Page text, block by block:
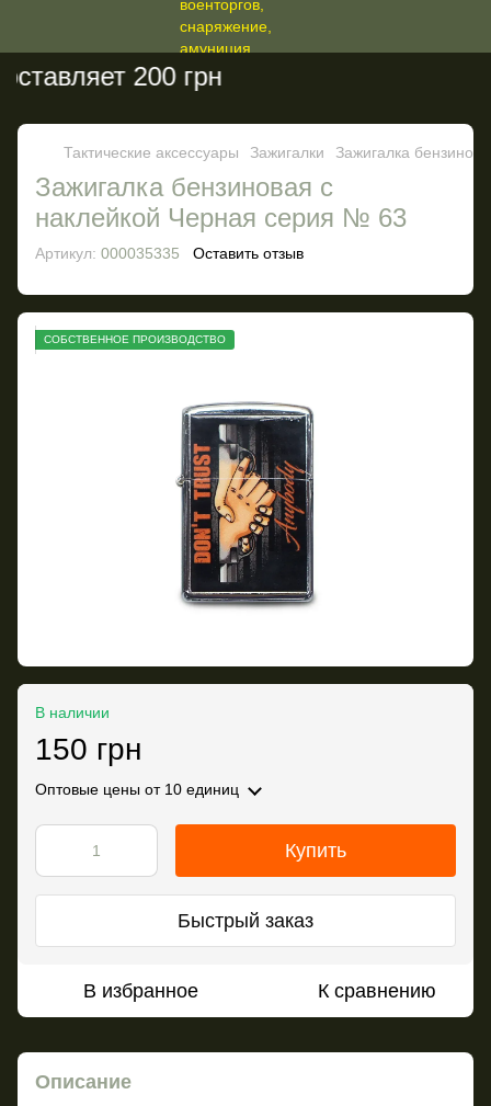
200 грн
Тактические аксессуары Зажигалки Зажигалка
Зажигалка бензиновая с
наклейкой Черная серия № 63
Артикул: 000035335 Оставить отзыв
СОБСТВЕННОЕ ПРОИЗВОДСТВО
В наличии
150 грн
Оптовые цены от 10 единиц
Купить
Быстрый заказ
В избранное К сравнению
Описание